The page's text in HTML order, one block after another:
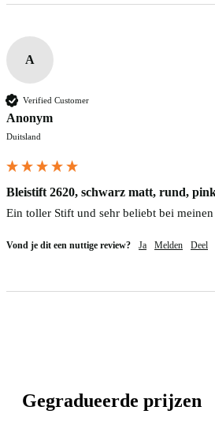
A
Verified Customer
Anonym
Duitsland
Bleistift 2620, schwarz matt, rund,
Ein toller Stift und sehr beliebt bei
Vond je dit een nuttige review? Ja Melden Deel
Gegradueerde prijzen